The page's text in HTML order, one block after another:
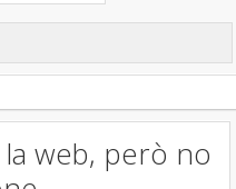
web, però no